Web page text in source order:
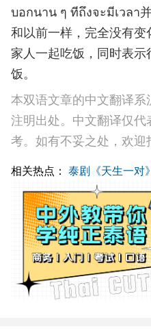
บอกนาน ๆ ทีถึงจะมีเวลา
和以前一样，完全没有
家人一起吃饭，同时表
饭。
本双语文章的中文翻译
注明出处。中文翻译仅
考。如有不妥之处，欢迎
相关热点： 泰剧《天生一对》